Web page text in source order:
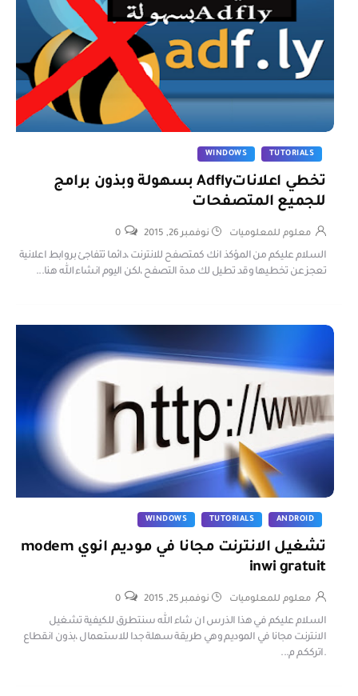
TUTORIALS
WINDOWS
تخطي اعلاناتAdfly بسهولة وبذون برامج
للجميع المتصفحات
معلوم للمعلوميات نوفمبر 26, 2015 0
السلام عليكم من المؤكذ انك كمتصفح للانترنت ،دائما تتفاجئ بروابط اعلانية
تعجز عن تخطيها وقد تطيل لك مدة التصفح ،لكن اليوم انشاء الله هنا...
ANDROID
TUTORIALS
WINDOWS
تشغيل الانترنت مجانا في موديم انوي modem
inwi gratuit
معلوم للمعلوميات نوفمبر 25, 2015 0
السلام عليكم في هذا الذرس ان شاء الله سنتطرق للكيفية تشغيل
الانترنت مجانا في الموديم وهي طريقة سهلة جدا للاستعمال ،بذون انقطاع
.اترككم م...